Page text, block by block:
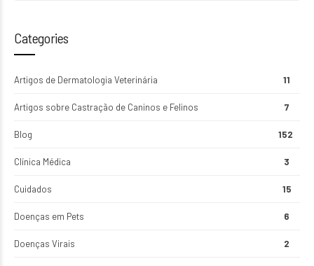
Categories
Artigos de Dermatologia Veterinária 11
Artigos sobre Castração de Caninos e Felinos 7
Blog 152
Clínica Médica 3
Cuidados 15
Doenças em Pets 6
Doenças Virais 2